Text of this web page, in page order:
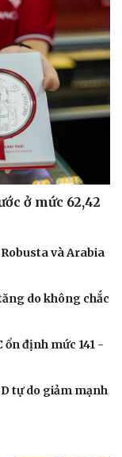
ở mức 62,42
và Arabia
do không chắc
ổn định mức 141 -
tự do giảm mạnh